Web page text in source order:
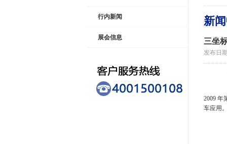
行内新闻
展会信息
新
三坐
发布日
2009 年
车应用。